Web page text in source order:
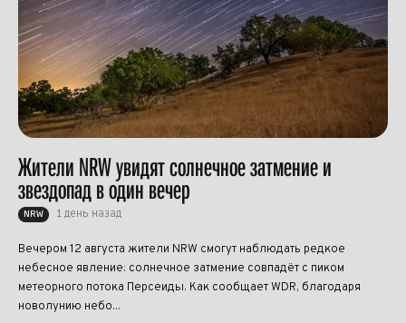
Жители NRW увидят солнечное затмение и
звездопад в один вечер
NRW 1 день назад
Вечером 12 августа жители NRW смогут наблюдать редкое
небесное явление: солнечное затмение совпадёт с пиком
метеорного потока Персеиды. Как сообщает WDR, благодаря
новолунию небо...